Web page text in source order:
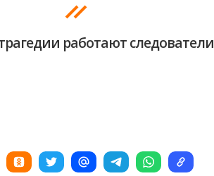
работают следователи